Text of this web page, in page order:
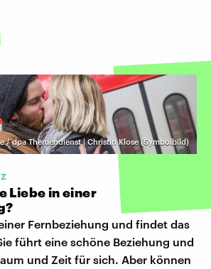
/ dpa Themendienst | Christin Klose (Symbolbild)
Liebe in einer
Fernbeziehung und findet das
führt eine schöne Beziehung und
und Zeit für sich. Aber können